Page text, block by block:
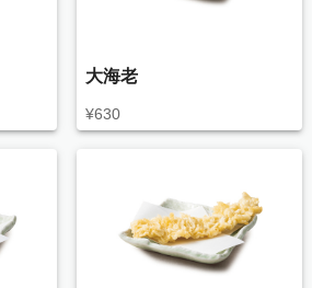
大海老
¥630